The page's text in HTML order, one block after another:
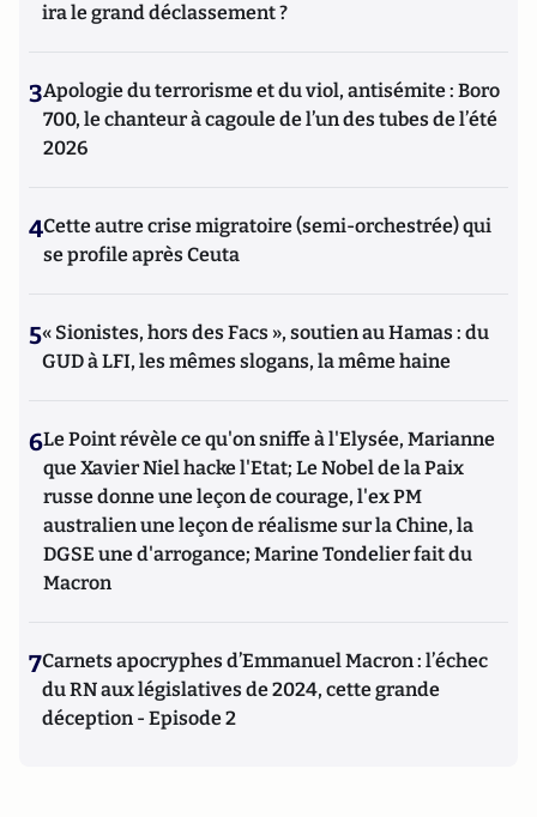
ira le grand déclassement ?
3Apologie du terrorisme et du viol, antisémite : Boro
700, le chanteur à cagoule de l’un des tubes de l’été
2026
4Cette autre crise migratoire (semi-orchestrée) qui
se profile après Ceuta
5« Sionistes, hors des Facs », soutien au Hamas : du
GUD à LFI, les mêmes slogans, la même haine
6Le Point révèle ce qu'on sniffe à l'Elysée, Marianne
que Xavier Niel hacke l'Etat; Le Nobel de la Paix
russe donne une leçon de courage, l'ex PM
australien une leçon de réalisme sur la Chine, la
DGSE une d'arrogance; Marine Tondelier fait du
Macron
7Carnets apocryphes d’Emmanuel Macron : l’échec
du RN aux législatives de 2024, cette grande
déception - Episode 2